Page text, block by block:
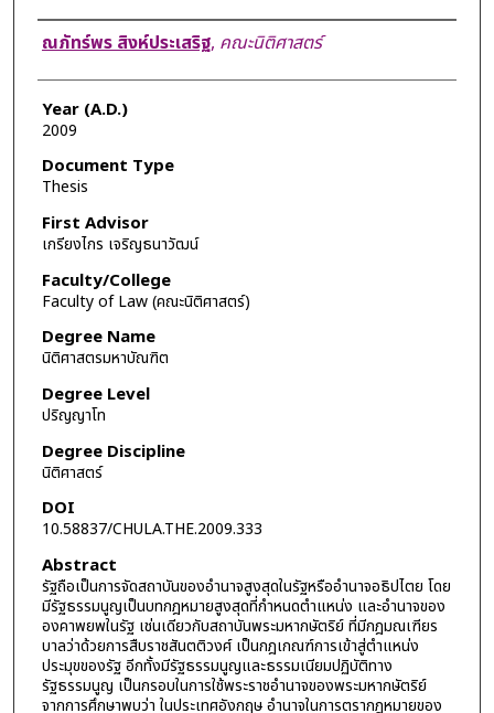
Author
ณภัทร์พร สิงห์ประเสริฐ, คณะนิติศาสตร์
Year (A.D.)
2009
Document Type
Thesis
First Advisor
เกรียงไกร เจริญธนาวัฒน์
Faculty/College
Faculty of Law (คณะนิติศาสตร์)
Degree Name
นิติศาสตรมหาบัณฑิต
Degree Level
ปริญญาโท
Degree Discipline
นิติศาสตร์
DOI
10.58837/CHULA.THE.2009.333
Abstract
รัฐถือเป็นการจัดสถาบันของอำนาจสูงสุดในรัฐหรืออำนาจอธิปไตย โดย
มีรัฐธรรมนูญเป็นบทกฎหมายสูงสุดที่กำหนดตำแหน่ง และอำนาจของ
องคาพยพในรัฐ เช่นเดียวกับสถาบันพระมหากษัตริย์ ที่มีกฎมณเฑียร
บาลว่าด้วยการสืบราชสันตติวงศ์ เป็นกฎเกณฑ์การเข้าสู่ตำแหน่ง
ประมุขของรัฐ อีกทั้งมีรัฐธรรมนูญและธรรมเนียมปฏิบัติทาง
รัฐธรรมนูญ เป็นกรอบในการใช้พระราชอำนาจของพระมหากษัตริย์
จากการศึกษาพบว่า ในประเทศอังกฤษ อำนาจในการตรากฎหมายของ